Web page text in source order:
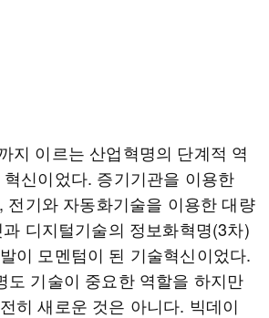
지 이르는 산업혁명의 단계적 역
신이었다. 증기기관을 이용한
전기와 자동화기술을 이용한 대량
디지털기술의 정보화혁명(3차)
이 모멘텀이 된 기술혁신이었다.
도 기술이 중요한 역할을 하지만
히 새로운 것은 아니다. 빅데이